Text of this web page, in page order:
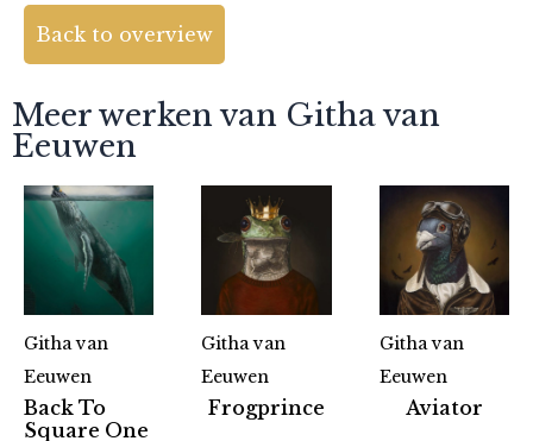
Back to overview
Meer werken van Githa van
Eeuwen
Githa van
Eeuwen
Back To
Square One
Githa van
Eeuwen
Frogprince
Githa van
Eeuwen
Aviator